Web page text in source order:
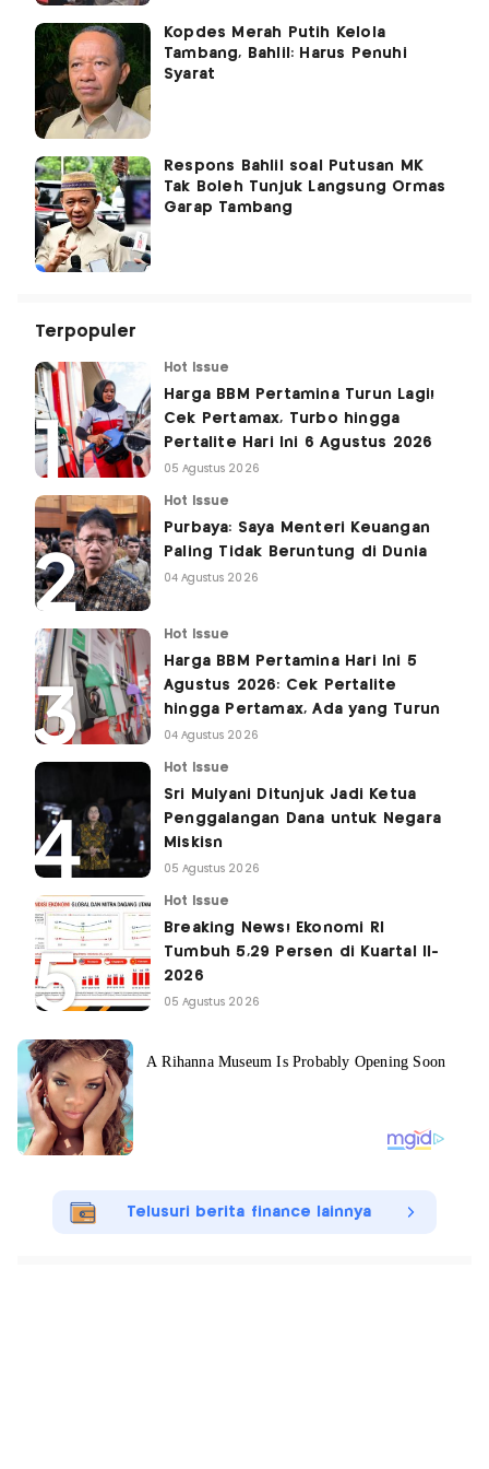
Kopdes Merah Putih Kelola
Tambang, Bahlil: Harus Penuhi
Syarat
Respons Bahlil soal Putusan MK
Tak Boleh Tunjuk Langsung Ormas
Garap Tambang
Terpopuler
Hot Issue
Harga BBM Pertamina Turun Lagi!
Cek Pertamax, Turbo hingga
Pertalite Hari Ini 6 Agustus 2026
05 Agustus 2026
Hot Issue
Purbaya: Saya Menteri Keuangan
Paling Tidak Beruntung di Dunia
04 Agustus 2026
Hot Issue
Harga BBM Pertamina Hari Ini 5
Agustus 2026: Cek Pertalite
hingga Pertamax, Ada yang Turun
04 Agustus 2026
Hot Issue
Sri Mulyani Ditunjuk Jadi Ketua
Penggalangan Dana untuk Negara
Miskisn
05 Agustus 2026
Hot Issue
Breaking News! Ekonomi RI
Tumbuh 5,29 Persen di Kuartal II-
2026
05 Agustus 2026
Telusuri berita finance lainnya